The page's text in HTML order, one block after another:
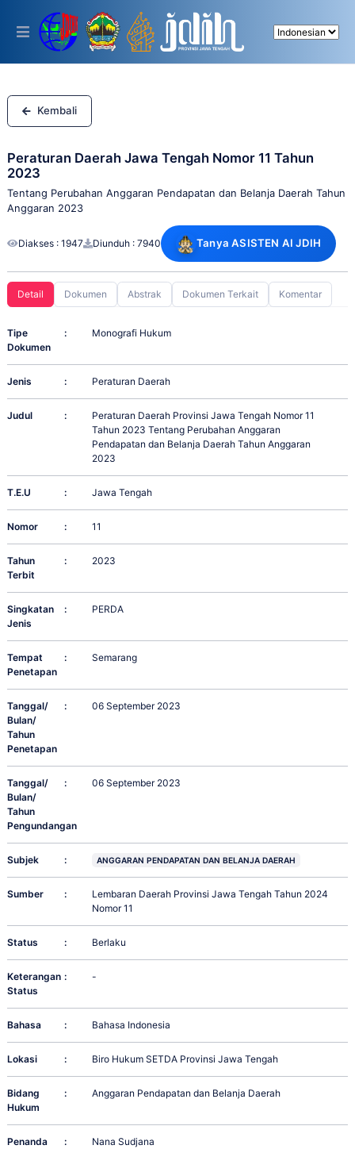
This
includes
accessibility
system.
Kembali
Peraturan Daerah Jawa Tengah Nomor 11 Tahun
2023
Tentang Perubahan Anggaran Pendapatan dan Belanja Daerah Tahun
Anggaran 2023
Diakses : 1947 Diunduh : 7940 Tanya ASISTEN AI JDIH
Detail Dokumen Abstrak Dokumen Terkait Komentar
Tipe
Dokumen
: Monografi Hukum
Jenis : Peraturan Daerah
Judul :
Peraturan Daerah Provinsi Jawa Tengah Nomor 11
Tahun 2023 Tentang Perubahan Anggaran
Pendapatan dan Belanja Daerah Tahun Anggaran
2023
T.E.U : Jawa Tengah
Nomor : 11
Tahun
Terbit
: 2023
Singkatan
Jenis
: PERDA
Tempat
Penetapan
: Semarang
Tanggal/
Bulan/
Tahun
Penetapan
: 06 September 2023
Tanggal/
Bulan/
Tahun
Pengundangan
: 06 September 2023
Subjek : ANGGARAN PENDAPATAN DAN BELANJA DAERAH
Sumber :
Lembaran Daerah Provinsi Jawa Tengah Tahun 2024
Nomor 11
Status : Berlaku
Keterangan
Status
: -
Bahasa : Bahasa Indonesia
Lokasi : Biro Hukum SETDA Provinsi Jawa Tengah
Bidang
Hukum
: Anggaran Pendapatan dan Belanja Daerah
Penanda
: Nana Sudjana